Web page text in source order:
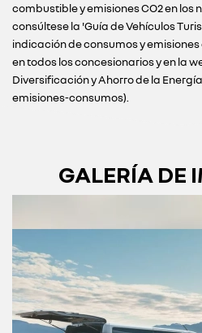
combustible y emisiones CO2 en los
consúltese la 'Guía de Vehículos
indicación de consumos y
en todos los concesionarios y en la
Diversificación y Ahorro de la
emisiones-consumos).
GALERÍA DE